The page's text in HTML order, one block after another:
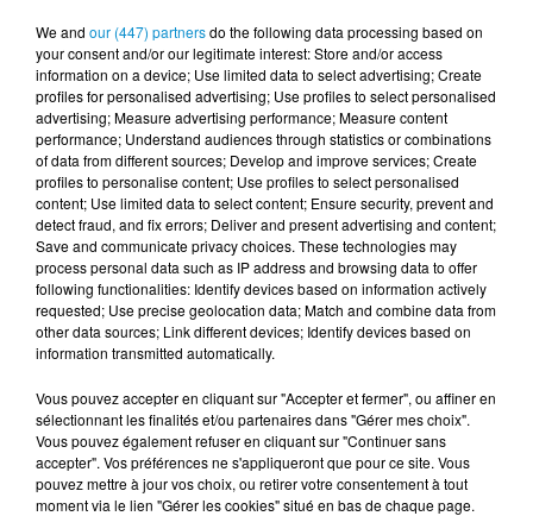
DERNIERS PODCASTS
24 juillet 2026
Les Zinformés - 24/07/26
23 juillet 2026
Les Zinformés - 23/07/26
We and our (447) partnersdo the following data processing based on
your consent and/or our legitimate interest: Store and/or access
information on a device; Use limited data to select advertising; Create
profiles for personalised advertising; Use profiles to select personalised
advertising; Measure advertising performance; Measure content
performance; Understand audiences through statistics or combinations
of data from different sources; Develop and improve services; Create
profiles to personalise content; Use profiles to select personalised
content; Use limited data to select content; Ensure security, prevent and
detect fraud, and fix errors; Deliver and present advertising and content;
Save and communicate privacy choices. These technologies may
process personal data such as IP address and browsing data to offer
following functionalities: Identify devices based on information actively
requested; Use precise geolocation data; Match and combine data from
other data sources; Link different devices; Identify devices based on
information transmitted automatically.
Vous pouvez accepter en cliquant sur "Accepter et fermer", ou affiner en
sélectionnant les finalités et/ou partenaires dans "Gérer mes choix".
Vous pouvez également refuser en cliquant sur "Continuer sans
accepter". Vos préférences ne s'appliqueront que pour ce site. Vous
pouvez mettre à jour vos choix, ou retirer votre consentement à tout
moment via le lien "Gérer les cookies" situé en bas de chaque page.